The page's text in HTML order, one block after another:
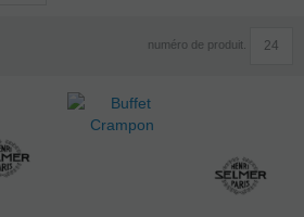
numéro de produit.